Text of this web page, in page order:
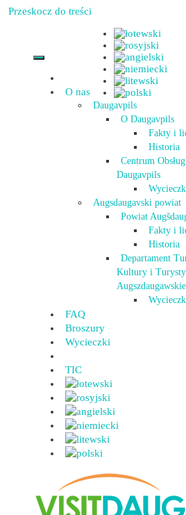
Przeskocz do treści
O nas
Daugavpils
O Daugavpils
Fakty i
Historia
Centrum
Daugavpils
Augsdaugavski powiat
Powiat
Fakty i
Historia
Departament
Kultury i
FAQ
Broszury
Wycieczki
TIC